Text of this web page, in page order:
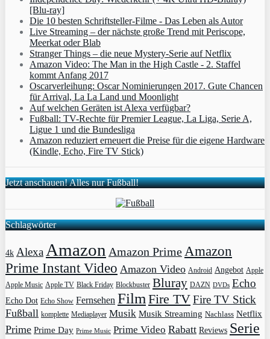
[Blu-ray]
Die 10 besten Schriftsteller-Filme - Das Leben als Autor
Live Streaming – der nächste große Trend mit Periscope,
Meerkat oder Blab
Stranger Things – die neue Mystery-Serie auf Netflix
Amazon Video: The Man in the High Castle - 2. Staffel
kommt Anfang 2017
Oscarverleihung: Oscar Nominierungen 2017. Gute Chancen
für Arrival, La La Land und Moonlight
Auf welchen Geräten ist Alexa verfügbar?
Fußball: TV-Rechte für Premier League, La Liga, Serie A,
Ligue 1 und die Bundesliga
Amazon reduziert erneuert die Preise für die eigene Hardware
(Kindle, Echo, Fire TV Stick)
Jetzt anschauen! Alles nur Fußball!
Schlagwörter
4k AlexaAmazon Amazon PrimeAmazon
Prime Instant Video Amazon Video Android Angebot Apple
Apple Music Apple TV Black Friday Blockbuster Bluray DAZN DVDs Echo
Echo Dot Echo Show Fernsehen FilmFire TVFire TV Stick
Fußball komplette Mediaplayer Musik Musik Streaming Nachlass Netflix
Prime Prime Day Prime Music Prime Video Rabatt Reviews Serie